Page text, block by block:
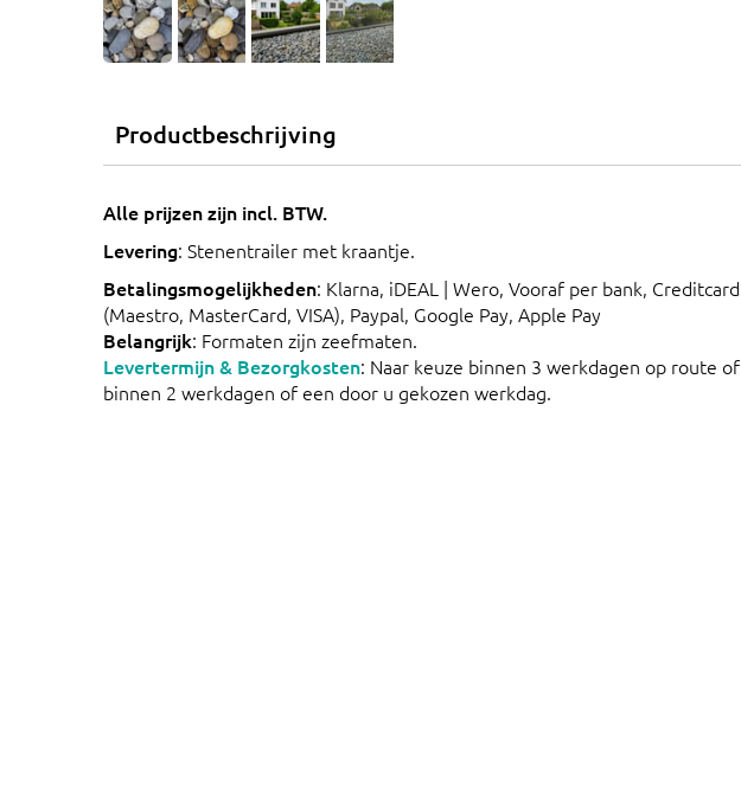
Productbeschrijving
Alle prijzen zijn incl. BTW.
Levering: Stenentrailer met kraantje.
Betalingsmogelijkheden: Klarna, iDEAL | Wero, Vooraf per bank, Creditcard
(Maestro, MasterCard, VISA), Paypal, Google Pay, Apple Pay
Belangrijk: Formaten zijn zeefmaten.
Levertermijn & Bezorgkosten: Naar keuze binnen 3 werkdagen op route of
binnen 2 werkdagen of een door u gekozen werkdag.